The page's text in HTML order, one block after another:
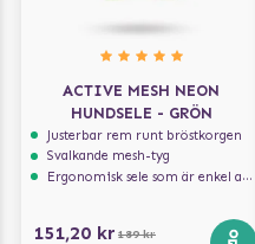
ACTIVE MESH NEON
HUNDSELE - GRÖN
Justerbar rem runt bröstkorgen
Svalkande mesh-tyg
Ergonomisk sele som är enkel att ta på och av
151,20 kr 189 kr